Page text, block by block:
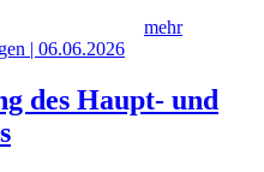
mehr
| 06.06.2026
des Haupt- und